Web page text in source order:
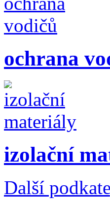
ochrana
izolační
Další